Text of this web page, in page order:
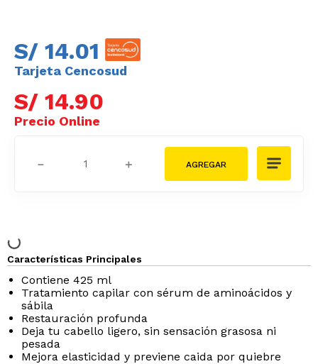
Tarjeta Cencosud
S/ 14.01
S/ 14.90
＋
－
Características Principales
Contiene 425 ml
Tratamiento capilar con sérum de aminoácidos y
sábila
Restauración profunda
Deja tu cabello ligero, sin sensación grasosa ni
pesada
Mejora elasticidad y previene caida por quiebre